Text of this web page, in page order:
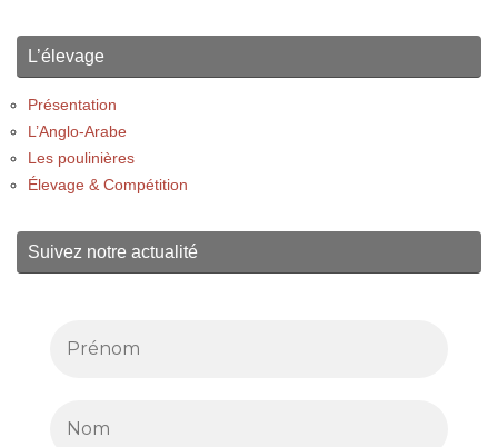
L’élevage
Présentation
L’Anglo-Arabe
Les poulinières
Élevage & Compétition
Suivez notre actualité